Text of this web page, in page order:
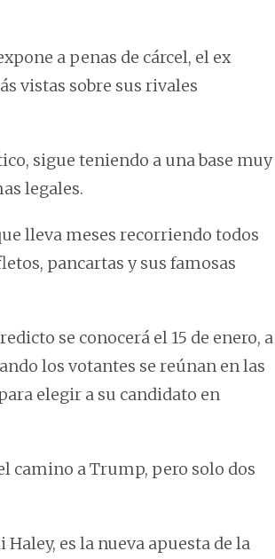
a penas de cárcel, el ex
vistas sobre sus rivales
sigue teniendo a una base muy
legales.
lleva meses recorriendo todos
pancartas y sus famosas
se conocerá el 15 de enero, a
los votantes se reúnan en las
elegir a su candidato en
camino a Trump, pero solo dos
es la nueva apuesta de la